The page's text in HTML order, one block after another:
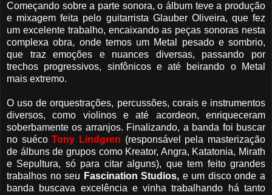
Começando sobre a parte sonora, o álbum teve a produção
e mixagem feita pelo guitarrista Glauber Oliveira, que fez
um excelente trabalho, encaixando as peças sonoras nesta
complexa obra, onde temos um Metal pesado e sombrio,
que traz emoções e nuances diversas, passando por
trechos progressivos, sinfônicos e até beirando o Metal
mais extremo.
O uso de orquestrações, percussões, corais e instrumentos
diversos, como violinos e até acordeon, enriqueceram
soberbamente os arranjos. Finalizando, a banda foi buscar
no suécoTony Lindgren (responsável pela masterização
de álbuns de grupos como Kreator, Angra, Katatonia, Mirath
e Sepultura, só para citar alguns), que tem feito grandes
trabalhos no seu Fascination Studios, e um disco onde a
banda buscava excelência e vinha trabalhando há tanto